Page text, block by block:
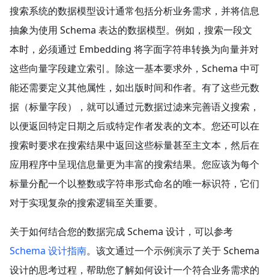
搜索系统的数据模型设计通常包括分析业务需求，并将信息
抽象为使用 Schema 表达的数据模型。例如，搜索一段文
本时，必须通过 Embedding 将字面字符串转换为向量并对
这些向量字段建立索引。除这一基本要求外，Schema 中可
能还需要定义其他属性，如出版时间和作者。有了这些元数
据（标量字段），就可以通过元数据过滤来完善语义搜索，
以便返回特定日期之后或特定作者发表的文本。您还可以在
搜索时要求在搜索结果中返回这些标量甚至主文本，然后在
应用程序中呈现信息量更为丰富的搜索结果。您应该为每个
标量分配一个以整数或字符串形式命名的唯一标识符，它们
对于实现复杂的搜索逻辑至关重要。
关于如何结合您的数据完成 Schema 设计，可以参考
Schema 设计指南。该文通过一个示例演示了关于 Schema
设计的思考过程，帮助您了解如何设计一个符合业务需求的